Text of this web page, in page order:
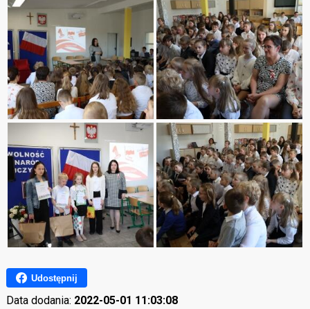
Udostępnij
Data dodania: 2022-05-01 11:03:08